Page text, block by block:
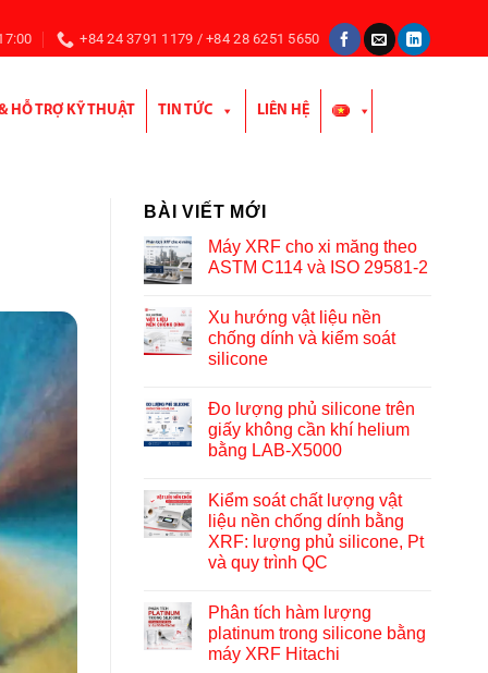
+84 24 3791 1179 / +84 28 6251 5650
HỖ TRỢ KỸ THUẬT TIN TỨC LIÊN HỆ
BÀI VIẾT MỚI
Máy XRF cho xi măng theo
ASTM C114 và ISO 29581-2
Xu hướng vật liệu nền
chống dính và kiểm soát
silicone
Đo lượng phủ silicone trên
giấy không cần khí helium
bằng LAB-X5000
Kiểm soát chất lượng vật
liệu nền chống dính bằng
XRF: lượng phủ silicone, Pt
và quy trình QC
Phân tích hàm lượng
platinum trong silicone bằng
máy XRF Hitachi